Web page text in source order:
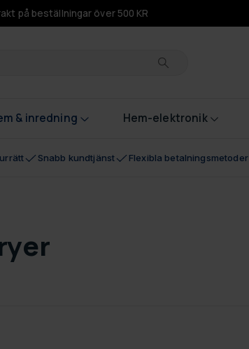
på beställningar över 500 KR
& inredning Hem-elektronik
Snabb kundtjänst Flexibla betalningsmetoder